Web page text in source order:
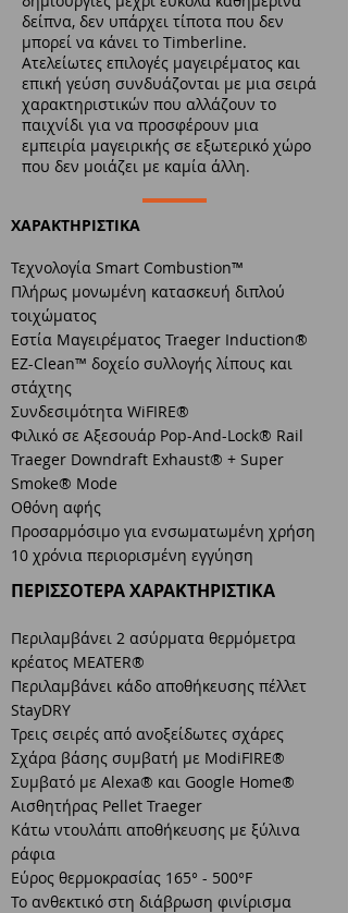
δείπνα, δεν υπάρχει τίποτα που δεν
μπορεί να κάνει το Timberline.
Ατελείωτες επιλογές μαγειρέματος και
επική γεύση συνδυάζονται με μια σειρά
χαρακτηριστικών που αλλάζουν το
παιχνίδι για να προσφέρουν μια
εμπειρία μαγειρικής σε εξωτερικό χώρο
που δεν μοιάζει με καμία άλλη.
ΧΑΡΑΚΤΗΡΙΣΤΙΚΑ
Τεχνολογία Smart Combustion™
Πλήρως μονωμένη κατασκευή διπλού
τοιχώματος
Εστία Μαγειρέματος Traeger Induction®
EZ-Clean™ δοχείο συλλογής λίπους και
στάχτης
Συνδεσιμότητα WiFIRE®
Φιλικό σε Αξεσουάρ Pop-And-Lock® Rail
Traeger Downdraft Exhaust® + Super
Smoke® Mode
Οθόνη αφής
Προσαρμόσιμο για ενσωματωμένη χρήση
10 χρόνια περιορισμένη εγγύηση
ΠΕΡΙΣΣΟΤΕΡΑ ΧΑΡΑΚΤΗΡΙΣΤΙΚΑ
Περιλαμβάνει 2 ασύρματα θερμόμετρα
κρέατος MEATER®
Περιλαμβάνει κάδο αποθήκευσης πέλλετ
StayDRY
Τρεις σειρές από ανοξείδωτες σχάρες
Σχάρα βάσης συμβατή με ModiFIRE®
Συμβατό με Alexa® και Google Home®
Αισθητήρας Pellet Traeger
Κάτω ντουλάπι αποθήκευσης με ξύλινα
ράφια
Εύρος θερμοκρασίας 165° - 500°F
Το ανθεκτικό στη διάβρωση φινίρισμα